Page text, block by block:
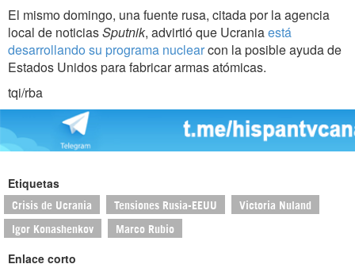
El mismo domingo, una fuente rusa, citada por la agencia
local de noticiasSputnik, advirtió que Ucraniaestá
desarrollando su programa nuclearcon la posible ayuda de
Estados Unidos para fabricar armas atómicas.
tqi/rba
Etiquetas
Crisis de Ucrania Tensiones Rusia-EEUU Victoria Nuland
Igor Konashenkov Marco Rubio
Enlace corto